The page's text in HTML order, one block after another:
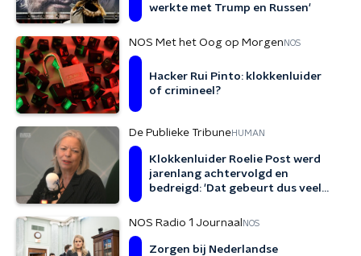
werkte met Trump en Russen'
NOS Met het Oog op Morgen NOS
Hacker Rui Pinto: klokkenluider
of crimineel?
De Publieke TribuneHUMAN
Klokkenluider Roelie Post werd
jarenlang achtervolgd en
bedreigd: 'Dat gebeurt dus veel
NOS Radio 1 Journaal NOS
Zorgen bij Nederlandse